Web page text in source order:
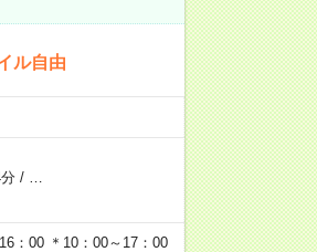
ル自由
/
：00 ＊10：00～17：00